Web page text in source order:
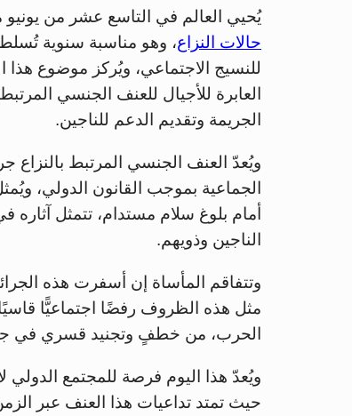
يُحيي العالم في التاسع عشر من
حالات النزاع، وهو مناسبة سنوية
العابرة للأجيال للعنف الجنسي
الجريمة وتقديم الدعم للناجين.
ويُعدّ العنف الجنسي المرتبط بالنزاع
الجماعية بموجب القانون الدولي،
أمام بلوغ سلام مستدام، تتمثل
الناجين وذويهم.
وتتفاقم المأساة إن أسفرت هذه
مثل هذه الظروف رفضًا اجتماعيًّا
الحرب، من خطفٍ وتجنيد قسري في
ويُعدّ هذا اليوم فرصة للمجتمع الدولي
حيث تمتد تداعيات هذا العنف عبر